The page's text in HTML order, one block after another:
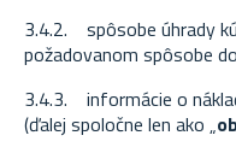
3.4.2. spôsobe úhrady
požadovanom spôsobe
3.4.3. informácie o
(ďalej spoločne len ako „